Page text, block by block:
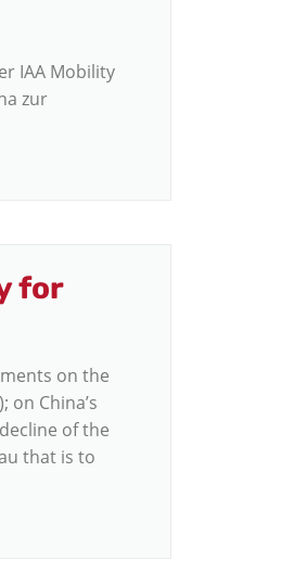
IAA Mobility
zur
for
on the
on China’s
of the
that is to